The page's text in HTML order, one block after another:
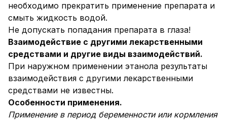
необходимо прекратить применение препарата и
смыть жидкость водой.
Не допускать попадания препарата в глаза!
Взаимодействие с другими лекарственными
средствами и другие виды взаимодействий.
При наружном применении этанола результаты
взаимодействия с другими лекарственными
средствами не известны.
Особенности применения.
Применение в период беременности или кормления